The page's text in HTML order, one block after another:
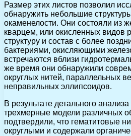
Размер этих листов позволил
обнаружить небольшие
окаменелости. Они состояли из
кварцем, или окисленных видов
структуру и состав с более
бактериями, окисляющими
встречаются вблизи
же время они обнаружили
округлых нитей, параллельных
неправильных эллипсоидов.
В результате детального
трехмерные модели различных
подтвердили, что гематитовые
округлыми и содержали